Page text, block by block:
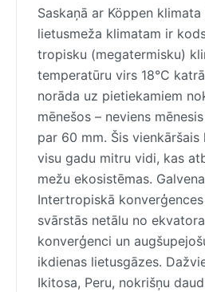
Saskaņā ar Köppen
lietusmeža klimatam ir
tropisku (megatermisku)
temperatūru virs 18°C
norāda uz pietiekamiem
mēnešos – neviens
par 60 mm. Šis
visu gadu mitru vidi, kas
mežu ekosistēmas.
Intertropiskā
svārstās netālu no
konverģenci un
ikdienas lietusgāzes.
Ikitosa, Peru, nokrišņu